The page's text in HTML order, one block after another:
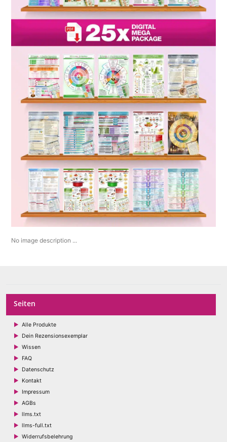
No image description ...
Seiten
Alle Produkte
Dein Rezensionsexemplar
Wissen
FAQ
Datenschutz
Kontakt
Impressum
AGBs
llms.txt
llms-full.txt
Widerrufsbelehrung